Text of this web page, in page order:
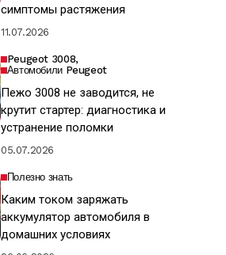
симптомы растяжения
11.07.2026
Peugeot 3008
Автомобили Peugeot
Пежо 3008 не заводится, не
крутит стартер: диагностика и
устранение поломки
05.07.2026
Полезно знать
Каким током заряжать
аккумулятор автомобиля в
домашних условиях